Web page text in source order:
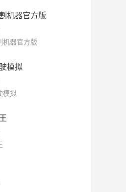
机器官方版
机器官方版
模拟
模拟